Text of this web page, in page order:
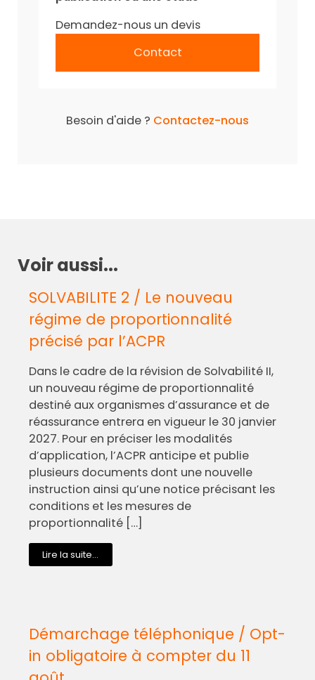
Demandez-nous un devis
Contact
Besoin d'aide ? Contactez-nous
Voir aussi...
SOLVABILITE 2 / Le nouveau
régime de proportionnalité
précisé par l’ACPR
Dans le cadre de la révision de Solvabilité II,
un nouveau régime de proportionnalité
destiné aux organismes d’assurance et de
réassurance entrera en vigueur le 30 janvier
2027. Pour en préciser les modalités
d’application, l’ACPR anticipe et publie
plusieurs documents dont une nouvelle
instruction ainsi qu’une notice précisant les
conditions et les mesures de
proportionnalité […]
Lire la suite...
Démarchage téléphonique / Opt-
in obligatoire à compter du 11